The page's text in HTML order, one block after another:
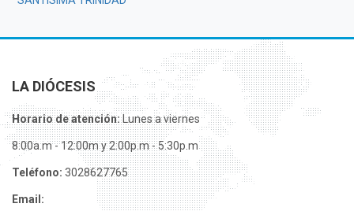
LA DIÓCESIS
Horario de atención:Lunes a viernes
8:00a.m - 12:00m y 2:00p.m - 5:30p.m
Teléfono: 3028627765
Email: